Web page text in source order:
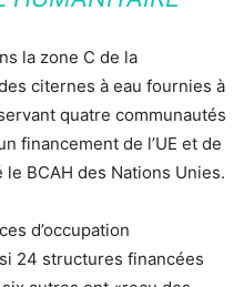
la zone C de la
citernes à eau fournies à
quatre communautés
financement de l’UE et de
BCAH des Nations Unies.
d’occupation
24 structures financées